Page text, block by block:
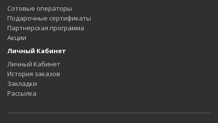
Сотовые операторы
Подарочные сертификаты
Партнерская программа
Акции
Личный Кабинет
Личный Кабинет
История заказов
Закладки
Рассылка